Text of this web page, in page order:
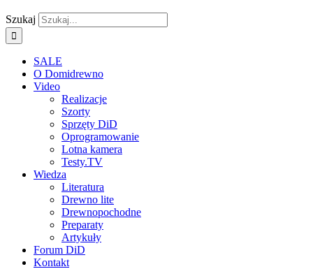
Szukaj
SALE
O Domidrewno
Video
Realizacje
Szorty
Sprzęty DiD
Oprogramowanie
Lotna kamera
Testy.TV
Wiedza
Literatura
Drewno lite
Drewnopochodne
Preparaty
Artykuły
Forum DiD
Kontakt